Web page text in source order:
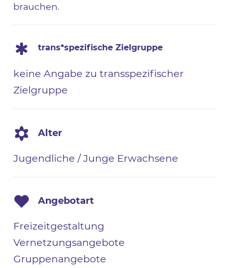
brauchen.
trans*spezifische Zielgruppe
keine Angabe zu transspezifischer
Zielgruppe
Alter
Jugendliche / Junge Erwachsene
Angebotart
Freizeitgestaltung
Vernetzungsangebote
Gruppenangebote